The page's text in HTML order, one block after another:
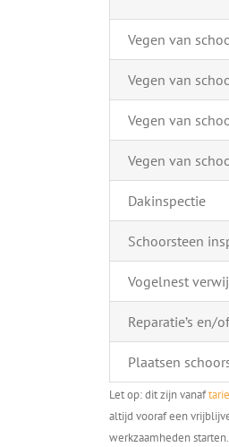
Vegen van
Vegen van
Vegen van
Vegen van
Dakinspectie
Schoorsteen
Vogelnest
Reparatie’s en/
Plaatsen
Let op: dit zijn vanaf
altijd vooraf een
werkzaamheden starten.